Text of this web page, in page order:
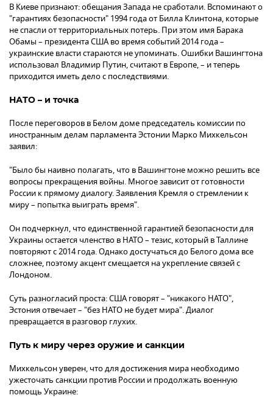
В Киеве признают: обещания Запада не сработали. Вспоминают о
"гарантиях безопасности" 1994 года от Билла Клинтона, которые
не спасли от территориальных потерь. При этом имя Барака
Обамы – президента США во время событий 2014 года –
украинские власти стараются не упоминать. Ошибки Вашингтона
использовал Владимир Путин, считают в Европе, – и теперь
приходится иметь дело с последствиями.
НАТО – и точка
После переговоров в Белом доме председатель комиссии по
иностранным делам парламента Эстонии Марко Михкельсон
заявил:
"Было бы наивно полагать, что в Вашингтоне можно решить все
вопросы прекращения войны. Многое зависит от готовности
России к прямому диалогу. Заявления Кремля о стремлении к
миру – попытка выиграть время".
Он подчеркнул, что единственной гарантией безопасности для
Украины остается членство в НАТО – тезис, который в Таллине
повторяют с 2014 года. Однако достучаться до Белого дома все
сложнее, поэтому акцент смещается на укрепление связей с
Лондоном.
Суть разногласий проста: США говорят – "никакого НАТО",
Эстония отвечает – "без НАТО не будет мира". Диалог
превращается в разговор глухих.
Путь к миру через оружие и санкции
Михкельсон уверен, что для достижения мира необходимо
ужесточать санкции против России и продолжать военную
помощь Украине: